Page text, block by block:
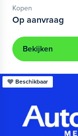
Kopen
Op aanvraag
Bekijken
Beschikbaar